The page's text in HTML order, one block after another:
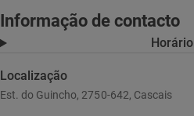
Informação de contacto
Horário
Localização
Est. do Guincho, 2750-642, Cascais